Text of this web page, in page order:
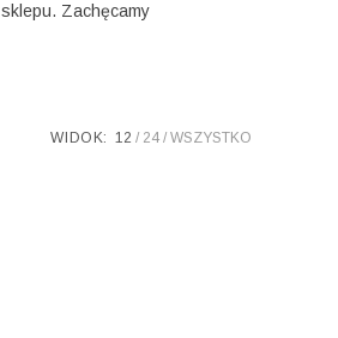
sklepu. Zachęcamy
WIDOK: 12 24 WSZYSTKO